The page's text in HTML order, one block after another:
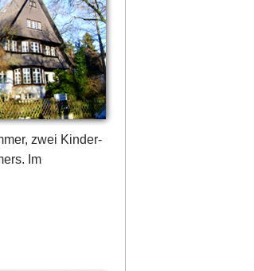
zwei Kinder-
Im